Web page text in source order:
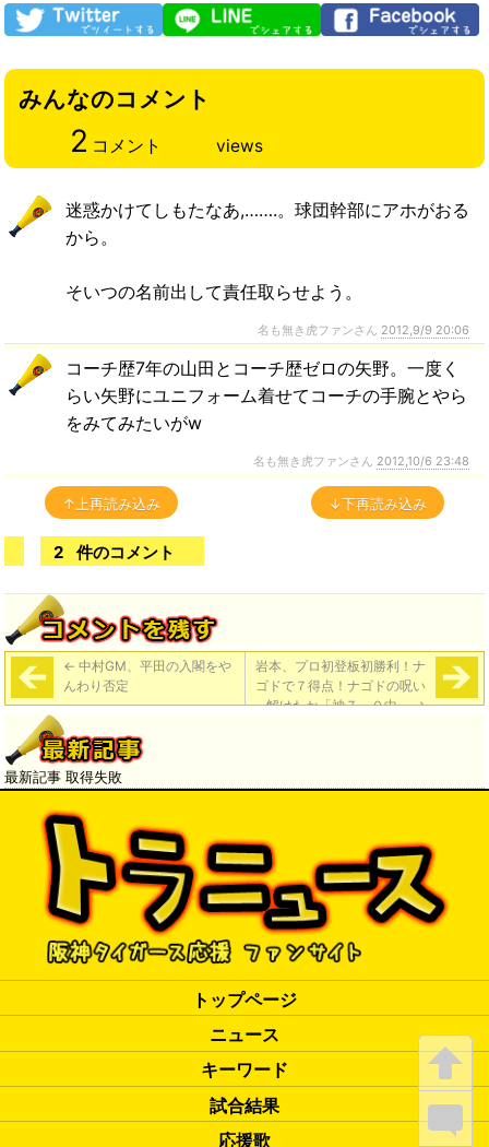
みんなのコメント
2 コメント views
迷惑かけてしもたなあ,…….。球団幹部にアホがおる
から。
そいつの名前出して責任取らせよう。
名も無き虎ファンさん 2012,9/9 20:06
コーチ歴7年の山田とコーチ歴ゼロの矢野。一度く
らい矢野にユニフォーム着せてコーチの手腕とやら
をみてみたいがw
名も無き虎ファンさん 2012,10/6 23:48
↑上再読み込み ↓下再読み込み
2 件のコメント
← 中村GM、平田の入閣をや
んわり否定
岩本、プロ初登板初勝利！ナ
ゴドで７得点！ナゴドの呪い
解けたか「神７－０中」→
最新記事 取得失敗
トップページ
ニュース
キーワード
試合結果
応援歌